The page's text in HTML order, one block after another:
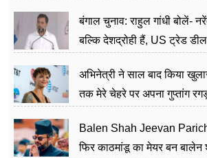
बंगाल चुनाव: राहुल गांधी बोलें-
बल्कि देशद्रोही हैं, US ट्रेड
अभिनेत्री ने साल बाद किया
तक मेरे चेहरे पर अपना गुप्तांग
Balen Shah Jeevan
फिर काठमांडू का मेयर बन बालेन